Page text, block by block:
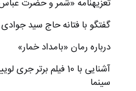
تعزیه‎نامه‏ «شمر و حضرت عباس» اثر «میر عزا کاشانی»
گفتگو با فتانه حاج سید
درباره رمان «بامداد خمار»
آشنایی با 10 فیلم
سینما